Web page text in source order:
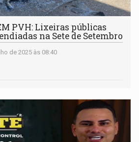
PVH: Lixeiras públicas
na Sete de Setembro
de 2025 às 08:40